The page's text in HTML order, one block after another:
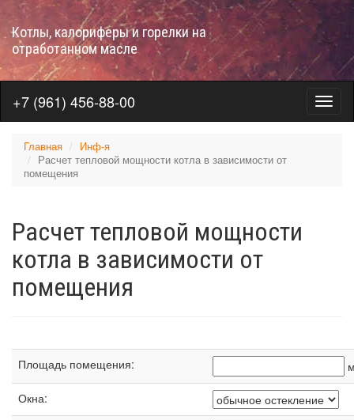
Перейти
основному
содержанию
Котлы, калориферы и горелки на
отработанном масле
Меню
на
+7 (961) 456-88-00
Главная
Инф-я
Расчет тепловой мощности котла в зависимости от
помещения
Расчет тепловой мощности
котла в зависимости от
помещения
Площадь помещения:
Окна: